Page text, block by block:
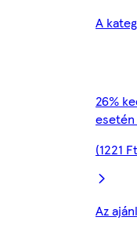
A
26%
(1221
Az